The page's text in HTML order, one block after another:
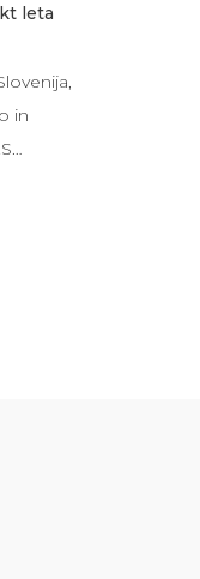
leta
in